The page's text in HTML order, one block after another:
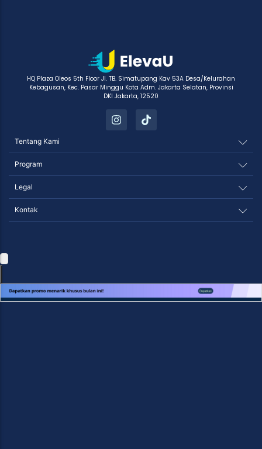
HQ Plaza Oleos 5th Floor Jl. TB. Simatupang Kav 53A Desa/Kelurahan
Kebagusan, Kec. Pasar Minggu Kota Adm. Jakarta Selatan, Provinsi
DKI Jakarta, 12520
Tentang Kami
Program
Legal
Kontak